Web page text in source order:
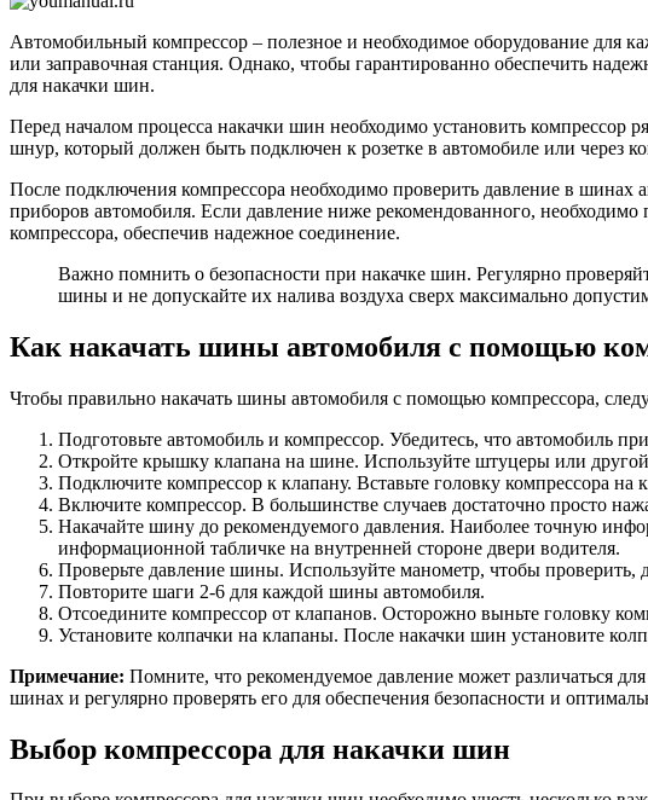
как
пользоваться
Автомобильный компрессор – полезное и необходимое оборудование для
или заправочная станция. Однако, чтобы гарантированно обеспечить
для накачки шин.
Перед началом процесса накачки шин необходимо установить компрессор
шнур, который должен быть подключен к розетке в автомобиле или через
После подключения компрессора необходимо проверить давление в шинах
приборов автомобиля. Если давление ниже рекомендованного,
компрессора, обеспечив надежное соединение.
Важно помнить о безопасности при накачке шин. Регулярно
шины и не допускайте их налива воздуха сверх максимально
Как накачать шины автомобиля с помощью
Чтобы правильно накачать шины автомобиля с помощью компрессора,
Подготовьте автомобиль и компрессор. Убедитесь, что автомобиль
Откройте крышку клапана на шине. Используйте штуцеры или
Подключите компрессор к клапану. Вставьте головку компрессора
Включите компрессор. В большинстве случаев достаточно просто
Накачайте шину до рекомендуемого давления. Наиболее точную
информационной табличке на внутренней стороне двери водителя.
Проверьте давление шины. Используйте манометр, чтобы проверить,
Повторите шаги 2-6 для каждой шины автомобиля.
Отсоедините компрессор от клапанов. Осторожно выньте головку
Установите колпачки на клапаны. После накачки шин установите
Примечание: Помните, что рекомендуемое давление может различаться
шинах и регулярно проверять его для обеспечения безопасности и
Выбор компрессора для накачки шин